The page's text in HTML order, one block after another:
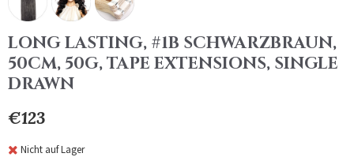
LONG LASTING, #1B SCHWARZBRAUN,
50CM, 50G, TAPE EXTENSIONS, SINGLE
DRAWN
€123
Nicht auf Lager